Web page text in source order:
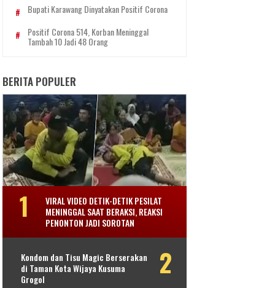
Bupati Karawang Dinyatakan Positif Corona
Positif Corona 514, Korban Meninggal
Tambah 10 Jadi 48 Orang
BERITA POPULER
VIRAL VIDEO DETIK-DETIK PESILAT
MENINGGAL SAAT BERAKSI, REAKSI
PENONTON JADI SOROTAN
Kondom dan Tisu Magic Berserakan
di Taman Kota Wijaya Kusuma
Grogol